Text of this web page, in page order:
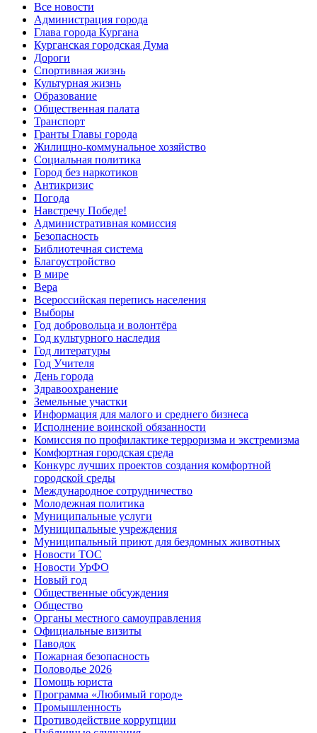
Все новости
Администрация города
Глава города Кургана
Курганская городская Дума
Дороги
Спортивная жизнь
Культурная жизнь
Образование
Общественная палата
Транспорт
Гранты Главы города
Жилищно-коммунальное хозяйство
Социальная политика
Город без наркотиков
Антикризис
Погода
Навстречу Победе!
Административная комиссия
Безопасность
Библиотечная система
Благоустройство
В мире
Вера
Всероссийская перепись населения
Выборы
Год добровольца и волонтёра
Год культурного наследия
Год литературы
Год Учителя
День города
Здравоохранение
Земельные участки
Информация для малого и среднего бизнеса
Исполнение воинской обязанности
Комиссия по профилактике терроризма и экстремизма
Комфортная городская среда
Конкурс лучших проектов создания комфортной
городской среды
Международное сотрудничество
Молодежная политика
Муниципальные услуги
Муниципальные учреждения
Муниципальный приют для бездомных животных
Новости ТОС
Новости УрФО
Новый год
Общественные обсуждения
Общество
Органы местного самоуправления
Официальные визиты
Паводок
Пожарная безопасность
Половодье 2026
Помощь юриста
Программа «Любимый город»
Промышленность
Противодействие коррупции